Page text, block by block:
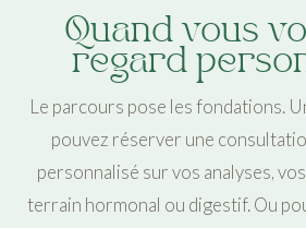
Quand vous
regard
Le parcours pose les fondations.
pouvez réserver une
personnalisé sur vos analyses,
terrain hormonal ou digestif. Ou